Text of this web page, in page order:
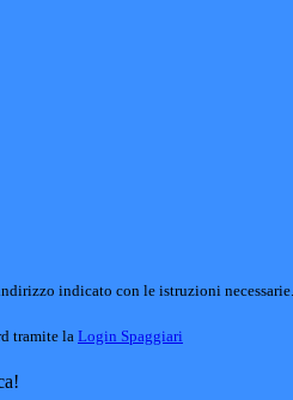
indicato con le istruzioni necessarie.
tramite la Login Spaggiari